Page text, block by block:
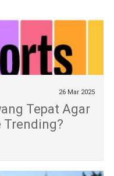
26 Mar 2025
Tepat Agar
Trending?